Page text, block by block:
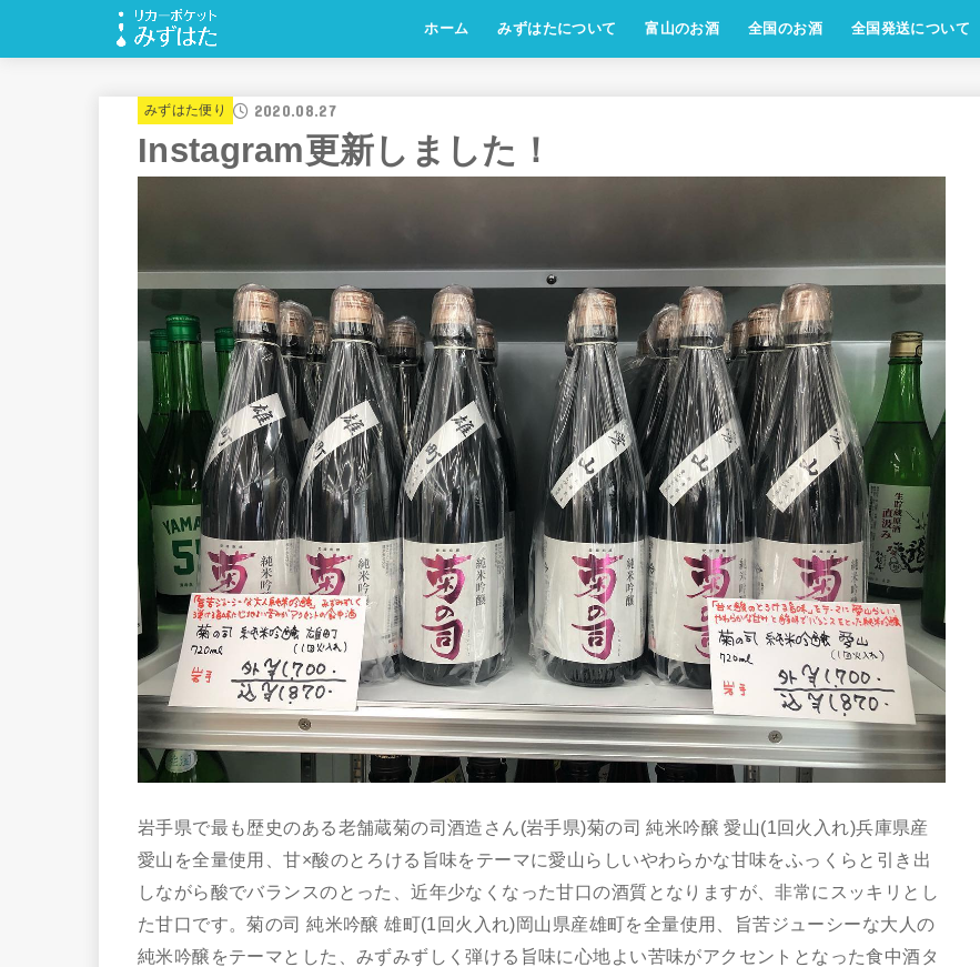
ホーム みずはたについて 富山のお酒 全国のお酒 全国発送について
みずはた便り 2020.08.27
Instagram更新しました！
岩手県で最も歴史のある老舗蔵菊の司酒造さん(岩手県)菊の司 純米吟醸 愛山(1回火入れ)兵庫県産
愛山を全量使用、甘×酸のとろける旨味をテーマに愛山らしいやわらかな甘味をふっくらと引き出
しながら酸でバランスのとった、近年少なくなった甘口の酒質となりますが、非常にスッキリとし
た甘口です。菊の司 純米吟醸 雄町(1回火入れ)岡山県産雄町を全量使用、旨苦ジューシーな大人の
純米吟醸をテーマとした、みずみずしく弾ける旨味に心地よい苦味がアクセントとなった食中酒タ